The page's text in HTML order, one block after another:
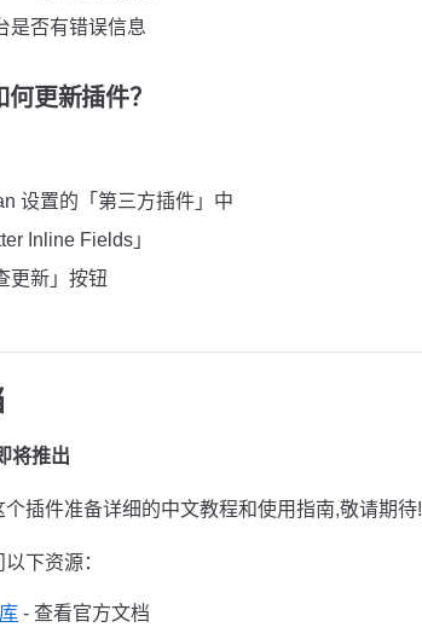
是否有错误信息
更新插件？
设置的「第三方插件」中
Inline Fields」
更新」按钮
将推出
插件准备详细的中文教程和使用指南,敬请期待!
下资源：
- 查看官方文档